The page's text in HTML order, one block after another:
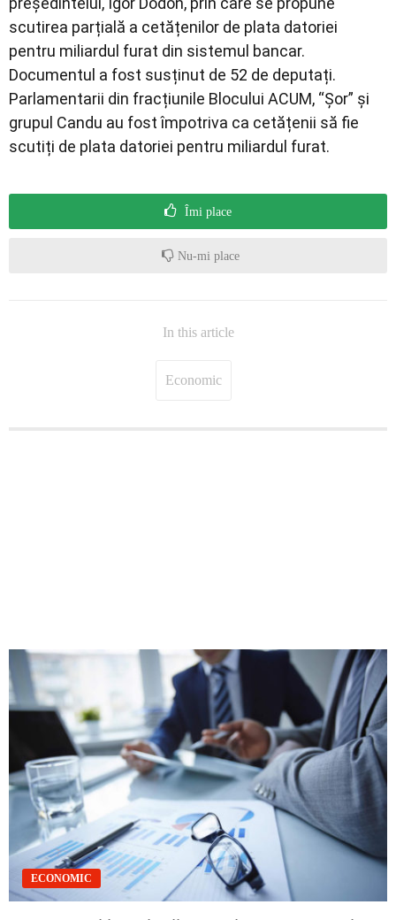
scutirea parțială a cetățenilor de plata datoriei
pentru miliardul furat din sistemul bancar.
Documentul a fost susținut de 52 de deputați.
Parlamentarii din fracțiunile Blocului ACUM, “Șor” și
grupul Candu au fost împotriva ca cetățenii să fie
scutiți de plata datoriei pentru miliardul furat.
Îmi place
Nu-mi place
In this article
Economic
ECONOMIC